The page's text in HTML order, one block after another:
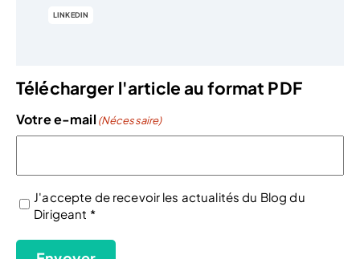
LINKEDIN
Télécharger l'article au format PDF
Votre e-mail (Nécessaire)
(Nécessaire)
J'accepte de recevoir les actualités du Blog du
Dirigeant *